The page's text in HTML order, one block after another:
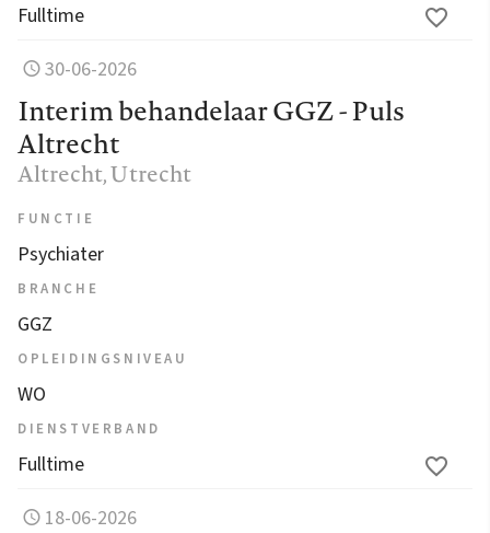
Fulltime
30-06-2026
Interim behandelaar GGZ - Puls
Altrecht
Altrecht, Utrecht
FUNCTIE
Psychiater
BRANCHE
GGZ
OPLEIDINGSNIVEAU
WO
DIENSTVERBAND
Fulltime
18-06-2026